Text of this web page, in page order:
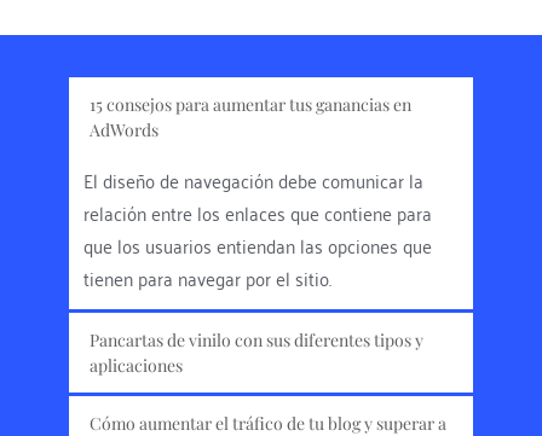
15 consejos para aumentar tus ganancias en
AdWords
El diseño de navegación debe comunicar la
relación entre los enlaces que contiene para
que los usuarios entiendan las opciones que
tienen para navegar por el sitio.
Pancartas de vinilo con sus diferentes tipos y
aplicaciones
El diseño de navegación debe comunicar la
Cómo aumentar el tráfico de tu blog y superar a